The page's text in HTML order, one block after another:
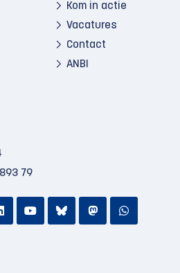
Kom in actie
Vacatures
Contact
ANBI
79